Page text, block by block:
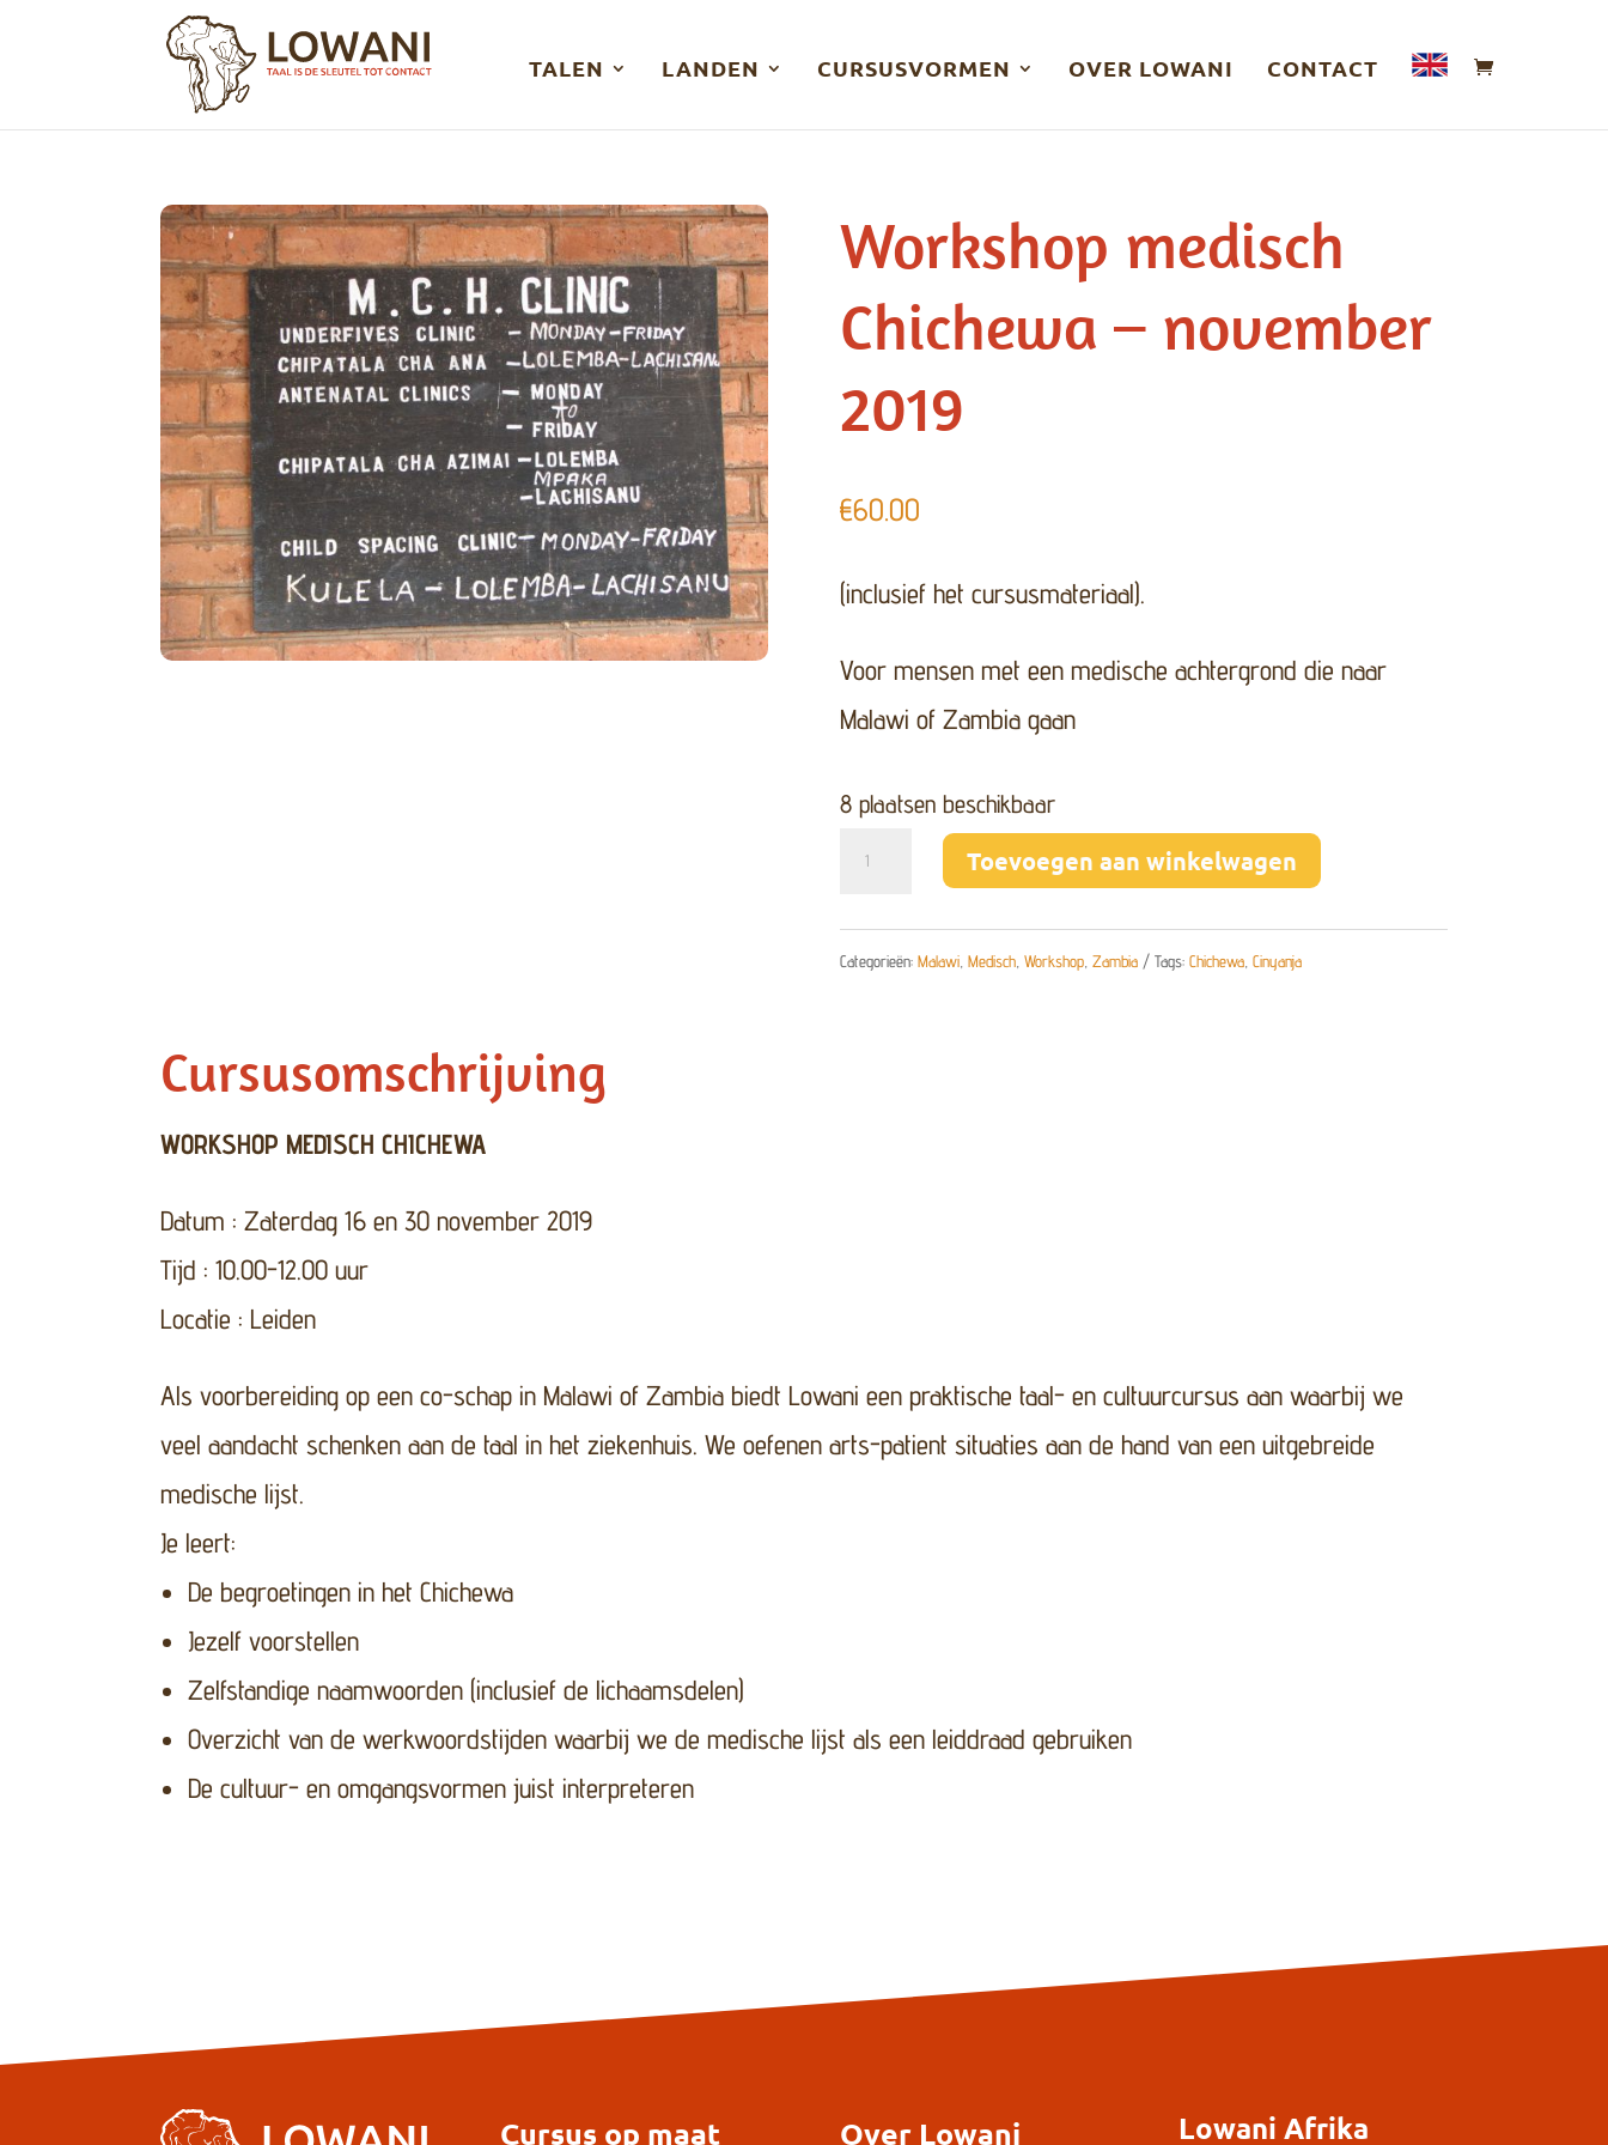
TALEN LANDEN CURSUSVORMEN OVER LOWANI CONTACT
Workshop medisch
Chichewa – november
2019
€60.00
(inclusief het cursusmateriaal).
Voor mensen met een medische achtergrond die naar
Malawi of Zambia gaan
8 plaatsen beschikbaar
Workshop
Chichewa
Toevoegen aan winkelwagen
Categorieën: Malawi, Medisch, Workshop, Zambia Tags: Chichewa, Cinyanja
Cursusomschrijving
WORKSHOP MEDISCH CHICHEWA
Datum : Zaterdag 16 en 30 november 2019
Tijd : 10.00-12.00 uur
Locatie : Leiden
Als voorbereiding op een co-schap in Malawi of Zambia biedt Lowani een praktische taal- en cultuurcursus aan waarbij we
veel aandacht schenken aan de taal in het ziekenhuis. We oefenen arts-patient situaties aan de hand van een uitgebreide
medische lijst.
Je leert:
De begroetingen in het Chichewa
Jezelf voorstellen
Zelfstandige naamwoorden (inclusief de lichaamsdelen)
Overzicht van de werkwoordstijden waarbij we de medische lijst als een leiddraad gebruiken
De cultuur- en omgangsvormen juist interpreteren
Cursus op maat Over Lowani Lowani Afrika